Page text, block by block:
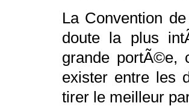
La Convention
doute la plus
grande portÃ©e,
exister entre les
tirer le meilleur